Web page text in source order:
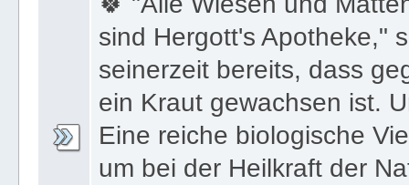
sind Hergott's Apotheke,"
seinerzeit bereits, dass
ein Kraut gewachsen ist.
Eine reiche biologische
um bei der Heilkraft der